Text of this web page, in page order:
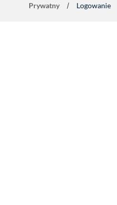
Prywatny Logowanie